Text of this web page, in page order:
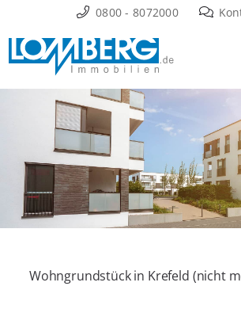
Inhalt
springen
0800 - 8072000
Wohngrundstück in Krefeld (nicht